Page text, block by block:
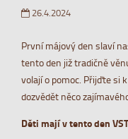
26.4.2024
První májový den slaví
tento den již tradičně
volají o pomoc. Přijďte si
dozvědět něco
Děti mají v tento den